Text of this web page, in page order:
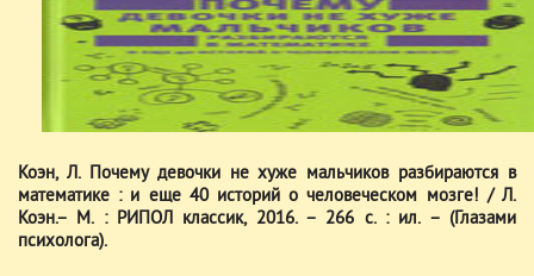
Коэн, Л. Почему девочки не хуже мальчиков разбираются в
математике : и еще 40 историй о человеческом мозге! / Л.
Коэн.– М. : РИПОЛ классик, 2016. – 266 с. : ил. – (Глазами
психолога).